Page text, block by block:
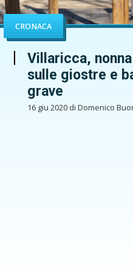
CRONACA
Villaricca,
sulle giostre e
grave
16 giu 2020 di Domenico